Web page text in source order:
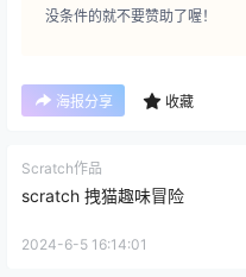
没条件的就不要赞助了喔！
海报分享 收藏
Scratch作品
scratch 拽猫趣味冒险
2024-6-5 16:14:01